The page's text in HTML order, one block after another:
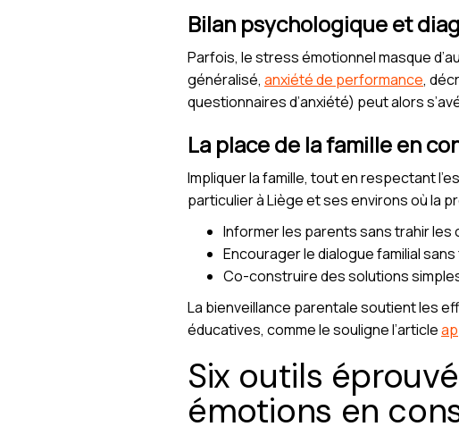
Bilan psychologique et
Parfois, le stress émotionnel masque
généralisé, anxiété de performance,
questionnaires d’anxiété) peut alors
La place de la famille en
Impliquer la famille, tout en respectant
particulier à Liège et ses environs où la
Informer les parents sans trahir les
Encourager le dialogue familial
Co-construire des solutions
La bienveillance parentale soutient les
éducatives, comme le souligne l’article
Six outils
émotions en